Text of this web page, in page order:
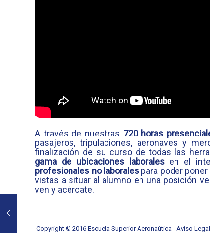
A través de nuestras 720 horas
pasajeros, tripulaciones, aeronaves y
finalización de su curso de todas las
gama de ubicaciones laboralesen el
profesionales no laboralespara poder
vistas a situar al alumno en una posición
ven y acércate.
Copyright © 2016 Escuela Superior Aeronaútica - Aviso Legal